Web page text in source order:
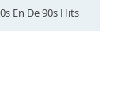
En De 90s Hits